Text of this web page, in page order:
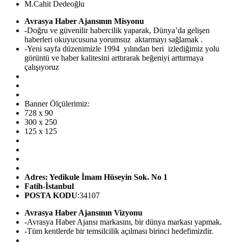
M.Cahit Dedeoğlu
Avrasya Haber Ajansının Misyonu
-Doğru ve güvenilir habercilik yaparak, Dünya’da gelişen
haberleri okuyucusuna yorumsuz aktarmayı sağlamak .
-Yeni sayfa düzenimizle 1994 yılından beri izlediğimiz yolu
görüntü ve haber kalitesini arttırarak beğeniyi arttırmaya
çalışıyoruz
Banner Ölçülerimiz:
728 x 90
300 x 250
125 x 125
Adres: Yedikule İmam Hüseyin Sok. No 1
Fatih-İstanbul
POSTA KODU:34107
Avrasya Haber Ajansının Vizyonu
-Avrasya Haber Ajansı markasını, bir dünya markası yapmak.
-Tüm kentlerde bir temsilcilik açılması birinci hedefimizdir.